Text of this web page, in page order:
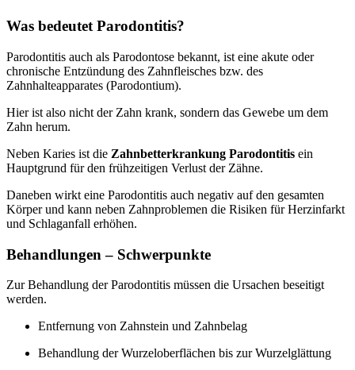
Was bedeutet Parodontitis?
Parodontitis auch als Parodontose bekannt, ist eine akute oder
chronische Entzündung des Zahnfleisches bzw. des
Zahnhalteapparates (Parodontium).
Hier ist also nicht der Zahn krank, sondern das Gewebe um dem
Zahn herum.
Neben Karies ist die Zahnbetterkrankung Parodontitis ein
Hauptgrund für den frühzeitigen Verlust der Zähne.
Daneben wirkt eine Parodontitis auch negativ auf den gesamten
Körper und kann neben Zahnproblemen die Risiken für Herzinfarkt
und Schlaganfall erhöhen.
Behandlungen – Schwerpunkte
Zur Behandlung der Parodontitis müssen die Ursachen beseitigt
werden.
Entfernung von Zahnstein und Zahnbelag
Behandlung der Wurzeloberflächen bis zur Wurzelglättung